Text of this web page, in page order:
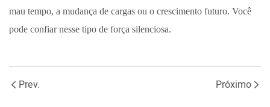
mau tempo, a mudança de cargas ou o crescimento futuro. Você
pode confiar nesse tipo de força silenciosa.
Prev. Próximo